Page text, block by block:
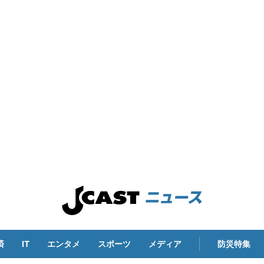
IT エンタメ スポーツ メディア 防災特集